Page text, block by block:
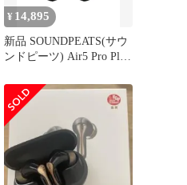
¥ 14,895
新品 SOUNDPEATS(サウ
ンドピーツ) Air5 Pro Plus
MEMS×10mm ハイブリッ
ドドライバー搭載、ハイ
レゾ対応（LDAC/aptX
Lossless）、Snapdragon
Sound、ノイズキャンセ
リング、マルチポ